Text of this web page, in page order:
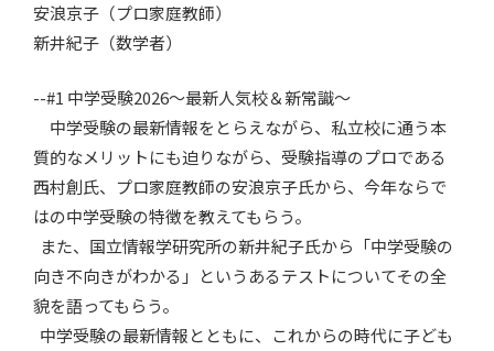
安浪京子（プロ家庭教師）
新井紀子（数学者）
--#1 中学受験2026〜最新人気校＆新常識〜
中学受験の最新情報をとらえながら、私立校に通う本
質的なメリットにも迫りながら、受験指導のプロである
西村創氏、プロ家庭教師の安浪京子氏から、今年ならで
はの中学受験の特徴を教えてもらう。
また、国立情報学研究所の新井紀子氏から「中学受験の
向き不向きがわかる」というあるテストについてその全
貌を語ってもらう。
中学受験の最新情報とともに、これからの時代に子ども